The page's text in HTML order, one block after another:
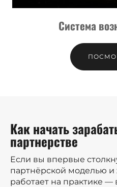
Система
Как начать
партнерстве
Если вы впервые
партнёрской моделью и
работает на практике —